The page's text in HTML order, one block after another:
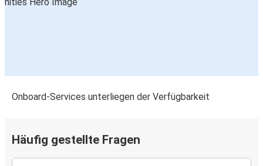
Onboard-Services unterliegen der Verfügbarkeit
Häufig gestellte Fragen